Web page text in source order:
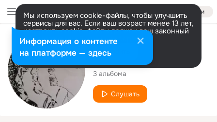
Войти
Мы используем cookie-файлы, чтобы улучшить
сервисы для вас. Если ваш возраст менее 13 лет,
настроить cookie-файлы должен ваш законный
представитель. Больше информации
Разрешить все Настроить
Исполнитель
Andrea Magni
3 альбома
Слушать
Информация о контенте
на платформе — здесь